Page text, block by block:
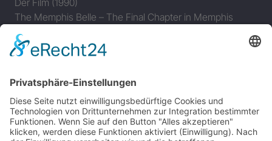
Der Film (1990)
The Memphis Belle – The Final Chapter in Memphis
JAGDFLUGZEUGE
Tuskeegee Airmen
Focke Wulf FW 190
Messerschmitt Bf 109
Messerschmitt Me 163